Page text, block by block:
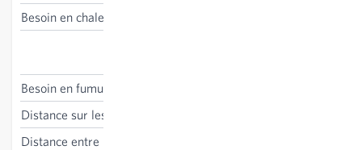
Besoin en chaleur
Besoin en fumure
Distance sur les lignes
Distance entre les lignes